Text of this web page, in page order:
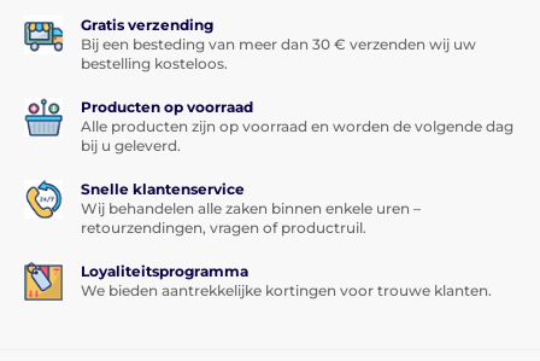
Gratis verzending
Bij een besteding van meer dan 30 € verzenden wij uw
bestelling kosteloos.
Producten op voorraad
Alle producten zijn op voorraad en worden de volgende dag
bij u geleverd.
Snelle klantenservice
Wij behandelen alle zaken binnen enkele uren –
retourzendingen, vragen of productruil.
Loyaliteitsprogramma
We bieden aantrekkelijke kortingen voor trouwe klanten.